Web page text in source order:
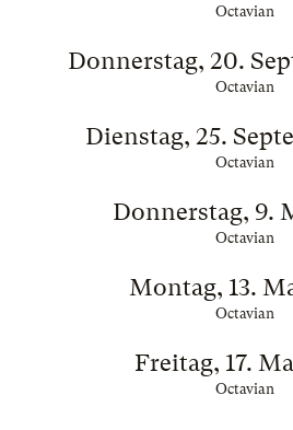
Octavian
Donnerstag, 20.
Octavian
Dienstag, 25.
Octavian
Donnerstag, 9.
Octavian
Montag, 13.
Octavian
Freitag, 17.
Octavian